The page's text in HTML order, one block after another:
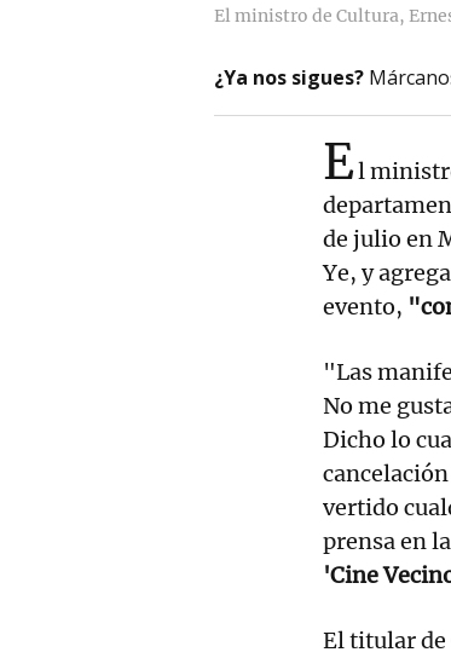
El ministro de Cultura,
¿Ya nos sigues?
El
de julio en
Ye, y
evento,
"Las
No me
Dicho lo
vertido
prensa en
'Cine
El titular de